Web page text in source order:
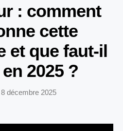
: comment
cette
et que faut-il
2025 ?
8 décembre 2025